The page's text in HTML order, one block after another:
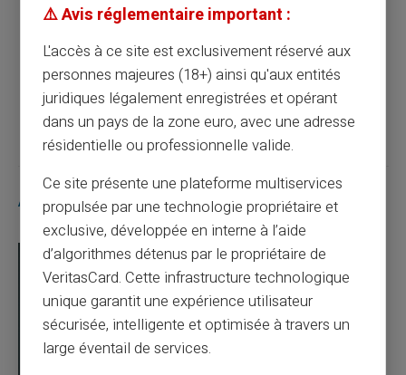
La carte prépayée pour achats en ligne : un
outil moderne et pratique
Article suivant
Articles similaires
⚠️ Avis réglementaire important :
L'accès à ce site est exclusivement réservé aux
personnes majeures (18+) ainsi qu'aux entités
juridiques légalement enregistrées et opérant
dans un pays de la zone euro, avec une adresse
résidentielle ou professionnelle valide.
Ce site présente une plateforme multiservices
propulsée par une technologie propriétaire et
exclusive, développée en interne à l’aide
d’algorithmes détenus par le propriétaire de
VeritasCard. Cette infrastructure technologique
unique garantit une expérience utilisateur
sécurisée, intelligente et optimisée à travers un
large éventail de services.